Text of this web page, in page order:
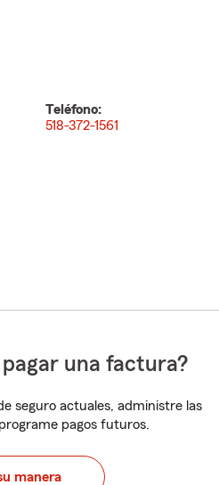
Teléfono:
518-372-1561
una factura?
seguro actuales, administre las
pagos futuros.
manera